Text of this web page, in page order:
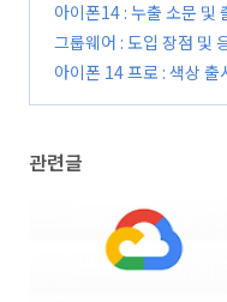
랭킹 5선
(0)
아이폰14 : 누출 소문 및
(업데이트)
(0)
그룹웨어 : 도입 장점 및
아이폰 14 프로 : 색상
관련글